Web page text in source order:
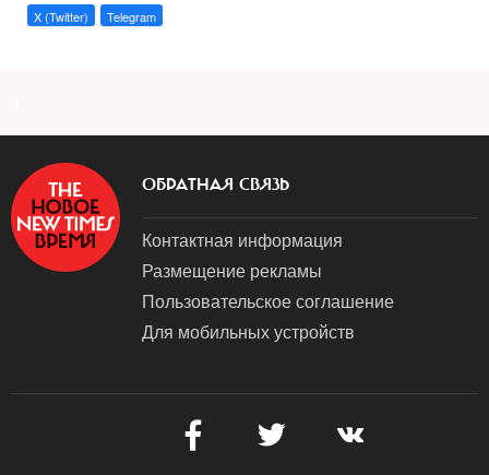
X (Twitter) Telegram
ОБРАТНАЯ СВЯЗЬ
Контактная информация
Размещение рекламы
Пользовательское соглашение
Для мобильных устройств